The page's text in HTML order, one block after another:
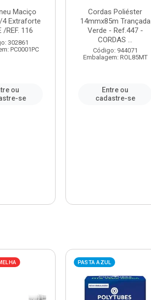
Maciço
4 Extraforte
/REF. 116
302861
PC0001PC
ou
se
Cordas Poliéster
14mmx85m Trançada
Verde - Ref.447 -
CORDAS ...
Código: 944071
Embalagem: ROL85MT
Entre ou
cadastre-se
PASTA AZUL